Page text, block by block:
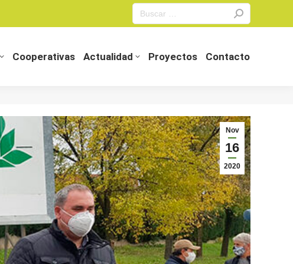
Search:
Cooperativas Actualidad Proyectos Contacto
Nov
16
2020
Actualidad Proyectos Contacto